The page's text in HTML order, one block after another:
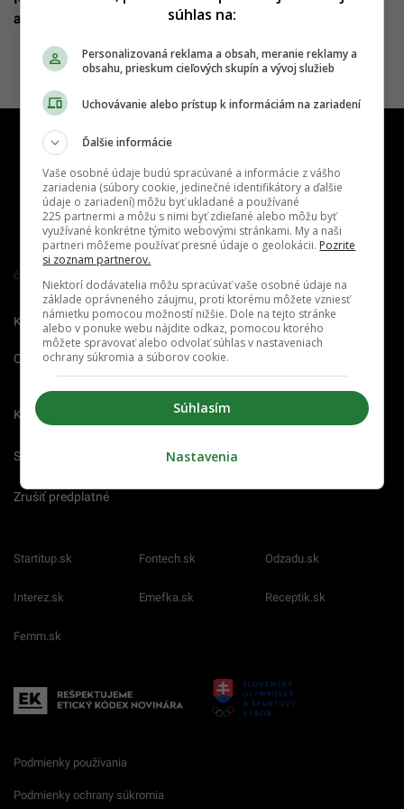
armádu a aj Apple je oproti nej chudobná
Člen združenia IAB Slovakia
Kontakt Inzercia Cenník
O nás Redakcia
chybu
Kariéra
Spravovať notifikácie
Zrušiť predplatné
Startitup.sk Fontech.sk Odzadu.sk
Interez.sk Emefka.sk Receptik.sk
Femm.sk
Podmienky používania
Podmienky ochrany súkromia
súhlas na:
Personalizovaná reklama a obsah, meranie reklamy a
obsahu, prieskum cieľových skupín a vývoj služieb
Uchovávanie alebo prístup k informáciám na zariadení
Ďalšie informácie
Vaše osobné údaje budú spracúvané a informácie z vášho
zariadenia (súbory cookie, jedinečné identifikátory a ďalšie
údaje o zariadení) môžu byť ukladané a používané
225 partnermi a môžu s nimi byť zdieľané alebo môžu byť
využívané konkrétne týmito webovými stránkami. My a naši
partneri môžeme používať presné údaje o geolokácii. Pozrite
si zoznam partnerov.
Niektorí dodávatelia môžu spracúvať vaše osobné údaje na
základe oprávneného záujmu, proti ktorému môžete vzniesť
námietku pomocou možností nižšie. Dole na tejto stránke
alebo v ponuke webu nájdite odkaz, pomocou ktorého
môžete spravovať alebo odvolať súhlas v nastaveniach
ochrany súkromia a súborov cookie.
Súhlasím
Nastavenia